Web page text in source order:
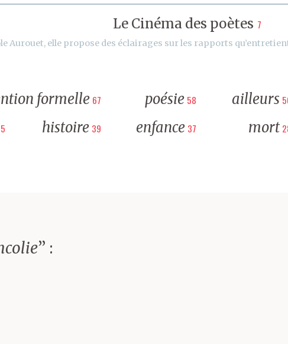
Le Cinéma des poètes 7
Aurouet, elle propose des éclairages sur les rapports
formelle 67 poésie 58 ailleurs
histoire 39 enfance 37 mort
” :